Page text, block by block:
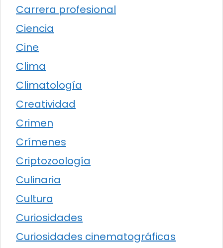
Carrera profesional
Ciencia
Cine
Clima
Climatología
Creatividad
Crimen
Crímenes
Criptozoología
Culinaria
Cultura
Curiosidades
Curiosidades cinematográficas